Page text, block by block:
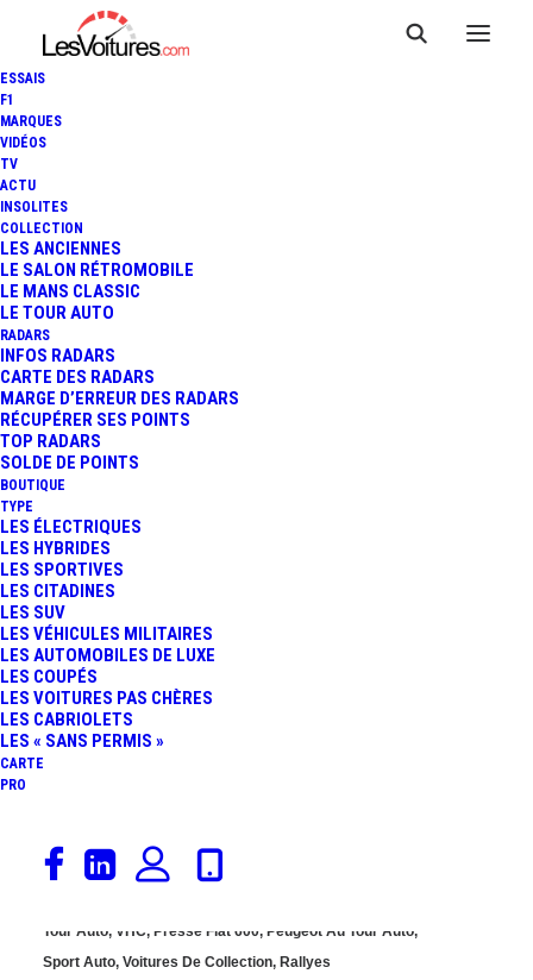
ESSAIS
F1
MARQUES
VIDÉOS
TV
ACTU
INSOLITES
COLLECTION
LES ANCIENNES
LE SALON RÉTROMOBILE
LE MANS CLASSIC
LE TOUR AUTO
RADARS
INFOS RADARS
CARTE DES RADARS
MARGE D’ERREUR DES RADARS
RÉCUPÉRER SES POINTS
TOP RADARS
SOLDE DE POINTS
BOUTIQUE
TYPE
LES ÉLECTRIQUES
LES HYBRIDES
LES SPORTIVES
LES CITADINES
LES SUV
LES VÉHICULES MILITAIRES
LES AUTOMOBILES DE LUXE
LES COUPÉS
LES VOITURES PAS CHÈRES
LES CABRIOLETS
LES « SANS PERMIS »
CARTE
PRO
27 avril 2018
TOUR AUTO – AVIGNON /
AIX-EN-PROVENCE :
OBJECTIF PODIUM POUR
LA PEUGEOT 504
BERLINE
Tour Auto, VHC, Presse Fiat 600, Peugeot Au Tour Auto,
Sport Auto, Voitures De Collection, Rallyes